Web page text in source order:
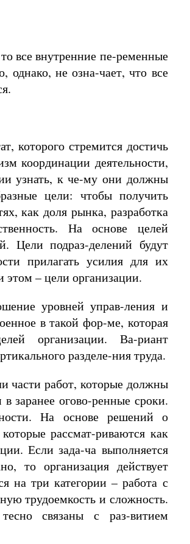
все внутренние пе-ременные
однако, не озна-чает, что все
которого стремится достичь
координации деятельности,
узнать, к че-му они должны
цели: чтобы получить
как доля рынка, разработка
На основе целей
Цели подраз-делений будут
прилагать усилия для их
– цели организации.
уровней управ-ления и
в такой фор-ме, которая
организации. Ва-риант
разделе-ния труда.
части работ, которые должны
заранее огово-ренные сроки.
На основе решений о
рассмат-риваются как
Если зада-ча выполняется
то организация действует
на три категории – работа с
трудоемкость и сложность.
связаны с раз-витием